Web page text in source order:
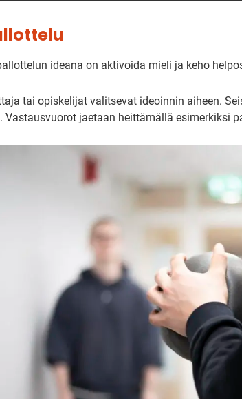
ideana on aktivoida mieli ja keho
tai opiskelijat valitsevat ideoinnin aiheen.
Vastausvuorot jaetaan heittämällä esimerkiksi